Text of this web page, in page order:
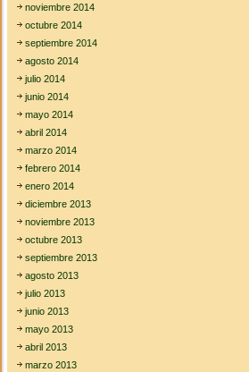
noviembre 2014
octubre 2014
septiembre 2014
agosto 2014
julio 2014
junio 2014
mayo 2014
abril 2014
marzo 2014
febrero 2014
enero 2014
diciembre 2013
noviembre 2013
octubre 2013
septiembre 2013
agosto 2013
julio 2013
junio 2013
mayo 2013
abril 2013
marzo 2013